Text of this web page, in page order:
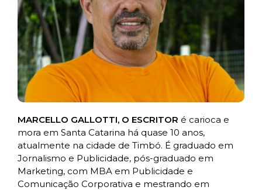
MARCELLO GALLOTTI, O ESCRITOR é carioca e
mora em Santa Catarina há quase 10 anos,
atualmente na cidade de Timbó. É graduado em
Jornalismo e Publicidade, pós-graduado em
Marketing, com MBA em Publicidade e
Comunicação Corporativa e mestrando em